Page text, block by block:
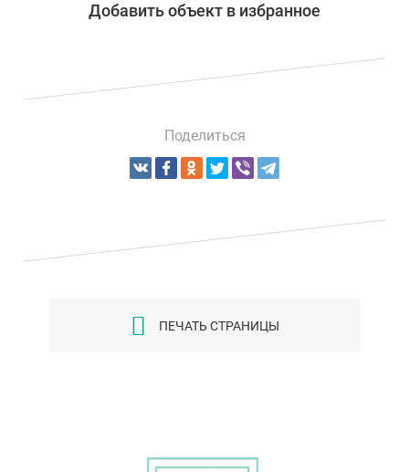
Добавить объект в избранное
Поделиться
ПЕЧАТЬ СТРАНИЦЫ